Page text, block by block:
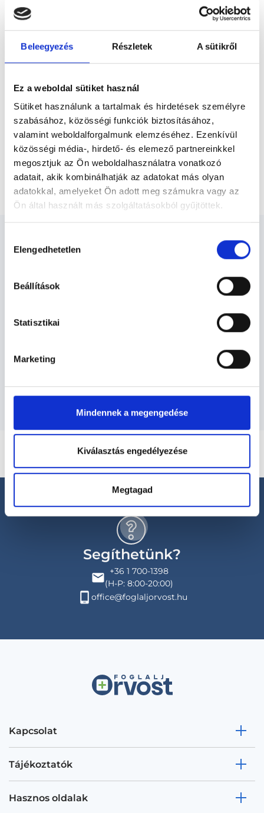
Beleegyezés Részletek A sütikről
Ez a weboldal sütiket használ
Sütiket használunk a tartalmak és hirdetések személyre
szabásához, közösségi funkciók biztosításához,
valamint weboldalforgalmunk elemzéséhez. Ezenkívül
közösségi média-, hirdető- és elemező partnereinkkel
megosztjuk az Ön weboldalhasználatra vonatkozó
adatait, akik kombinálhatják az adatokat más olyan
adatokkal, amelyeket Ön adott meg számukra vagy az
Ön által használt más szolgáltatásokból gyűjtöttek.
szabályzat:https://foglaljorvost.hu/info/foglaljorvost-
kiválasztása
Elengedhetetlen
Beállítások
Statisztikai
Marketing
Mindennek a megengedése
Kiválasztás engedélyezése
Megtagad
fizikai eszközöket alkalmazunk, ugyanakkor
Előző
* Szakorvos jelölt (rezidens): általános orvosi oklevéllel rendelkező
megszerzésére irányuló képzésben vesz részt. Ezen orvosok által
önállóan nem végezhető szakmai tevékenységért teljes
felelősséggel tartozik és azt közvetlenül felügyeli az egészségügyi
szakorvosjelölt önállóan láthat el feladatokat. A foglaljorvost.hu
felelősségét kizárja esetleges névazonosságért bármely szakorvos
és szakorvosjelölt esetén.
Főoldal Fizioterapeuta Senso-Pro Trainer
Fizioterapeuta - Fizioterápia
Fizioterápia TERÜLETHEZ KAPCSOLÓDÓ
Segíthetünk?
+36 1 700-1398
(H-P: 8:00-20:00)
office@foglaljorvost.hu
Kapcsolat
Tájékoztatók
Hasznos oldalak